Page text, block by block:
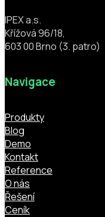
IPEX a.s.
Křížová 96/18,
603 00 Brno (3. patro)
Navigace
Produkty
Blog
Demo
Kontakt
Reference
O nás
Řešení
Ceník